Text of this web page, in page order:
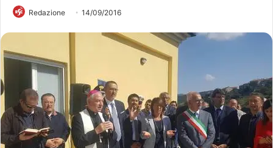
Redazione 14/09/2016